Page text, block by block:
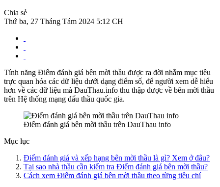
Chia sẻ
Thứ ba, 27 Tháng Tám 2024 5:12 CH
Tính năng Điểm đánh giá bên mời thầu được ra đời nhằm mục tiêu
trực quan hóa các dữ liệu dưới dạng điểm số, để người xem dễ hiểu
hơn về các dữ liệu mà DauThau.info thu thập được về bên mời thầu
trên Hệ thống mạng đấu thầu quốc gia.
Điểm đánh giá bên mời thầu trên DauThau info
Mục lục
Điểm đánh giá và xếp hạng bên mời thầu là gì? Xem ở đâu?
Tại sao nhà thầu cần kiểm tra Điểm đánh giá bên mời thầu?
Cách xem Điểm đánh giá bên mời thầu theo từng tiêu chí